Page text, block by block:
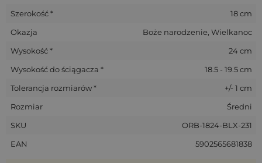
Szerokość *
18 cm
Okazja
Boże narodzenie, Wielkanoc
Wysokość *
24 cm
Wysokość do ściągacza *
18.5 - 19.5 cm
Tolerancja rozmiarów *
+/- 1 cm
Rozmiar
Średni
SKU
ORB-1824-BLX-231
EAN
5902565681838